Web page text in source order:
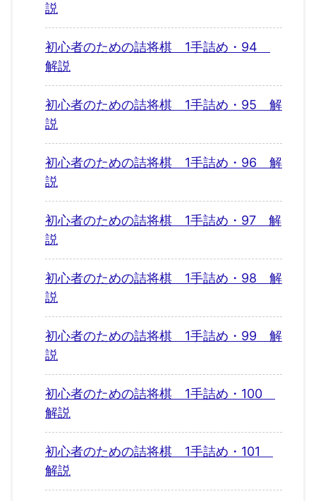
説
初心者のための詰将棋 1手詰め・94
解説
初心者のための詰将棋 1手詰め・95 解
説
初心者のための詰将棋 1手詰め・96 解
説
初心者のための詰将棋 1手詰め・97 解
説
初心者のための詰将棋 1手詰め・98 解
説
初心者のための詰将棋 1手詰め・99 解
説
初心者のための詰将棋 1手詰め・100
解説
初心者のための詰将棋 1手詰め・101
解説